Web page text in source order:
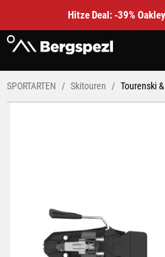
Hitze Deal: -39%
SPORTARTEN Skitouren Tourenski